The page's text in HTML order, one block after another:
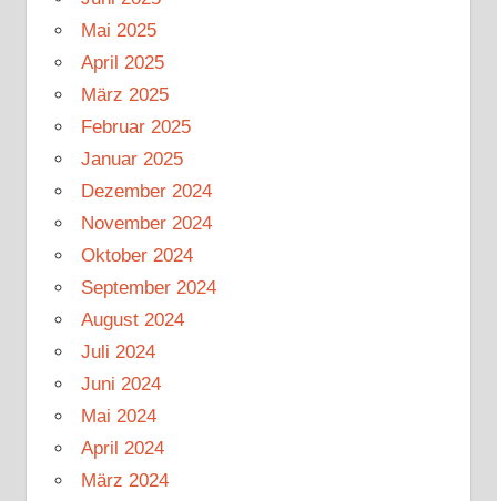
Mai 2025
April 2025
März 2025
Februar 2025
Januar 2025
Dezember 2024
November 2024
Oktober 2024
September 2024
August 2024
Juli 2024
Juni 2024
Mai 2024
April 2024
März 2024